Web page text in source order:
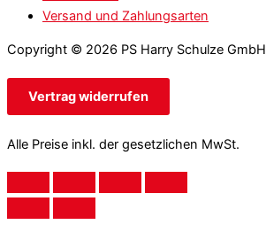
Versand und Zahlungsarten
Copyright © 2026 PS Harry Schulze GmbH
Vertrag widerrufen
Alle Preise inkl. der gesetzlichen MwSt.